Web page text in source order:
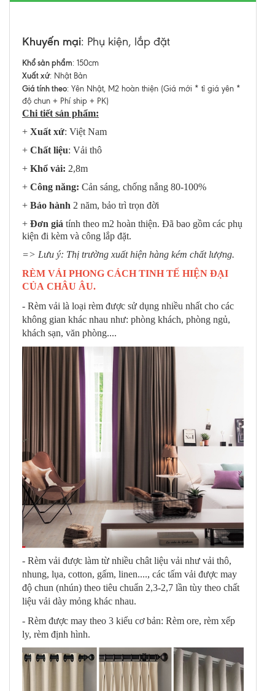
Khuyến mại: Phụ kiện, lắp đặt
Khổ sản phẩm: 150cm
Xuất xứ: Nhật Bản
Giá tính theo: Yên Nhật, M2 hoàn thiện (Giá mới * tỉ giá yên *
độ chun + Phí ship + PK)
Chi tiết sản phẩm:
+ Xuất xứ: Việt Nam
+ Chất liệu: Vải thô
+ Khổ vải: 2,8m
+ Công năng: Cản sáng, chống nắng 80-100%
+ Bảo hành 2 năm, bảo trì trọn đời
+ Đơn giá tính theo m2 hoàn thiện. Đã bao gồm các phụ
kiện đi kèm và công lắp đặt.
=> Lưu ý: Thị trường xuất hiện hàng kém chất lượng.
RÈM VẢI PHONG CÁCH TINH TẾ HIỆN ĐẠI
CỦA CHÂU ÂU.
- Rèm vải là loại rèm được sử dụng nhiều nhất cho các
không gian khác nhau như: phòng khách, phòng ngủ,
khách sạn, văn phòng....
- Rèm vải được làm từ nhiều chât liệu vải như vải thô,
nhung, lụa, cotton, gấm, linen...., các tấm vải được may
độ chun (nhún) theo tiêu chuẩn 2,3-2,7 lần tùy theo chất
liệu vải dày mỏng khác nhau.
- Rèm được may theo 3 kiểu cơ bản: Rèm ore, rèm xếp
ly, rèm định hình.